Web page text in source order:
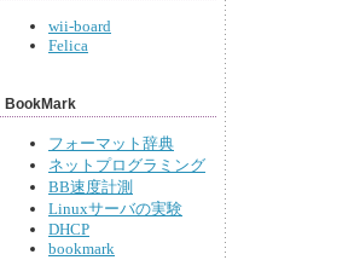
wii-board
Felica
BookMark
フォーマット辞典
ネットプログラミング
BB速度計測
Linuxサーバの実験
DHCP
bookmark